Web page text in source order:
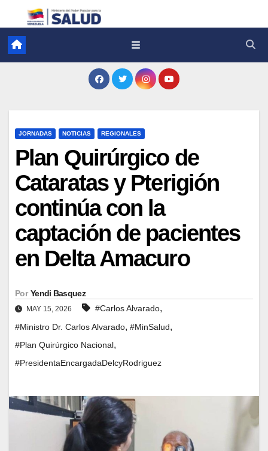
JORNADAS NOTICIAS REGIONALES
Plan Quirúrgico de
Cataratas y Pterigión
continúa con la
captación de pacientes
en Delta Amacuro
Por Yendi Basquez
MAY 15, 2026 #Carlos Alvarado,
#Ministro Dr. Carlos Alvarado, #MinSalud,
#Plan Quirúrgico Nacional,
#PresidentaEncargadaDelcyRodriguez